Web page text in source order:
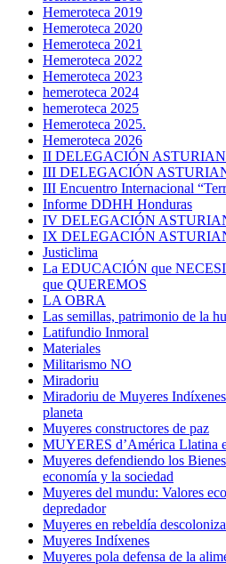
Hemeroteca 2019
Hemeroteca 2020
Hemeroteca 2021
Hemeroteca 2022
Hemeroteca 2023
hemeroteca 2024
hemeroteca 2025
Hemeroteca 2025.
Hemeroteca 2026
II DELEGACIÓN
III DELEGACIÓN
III Encuentro Internacional
Informe DDHH Honduras
IV DELEGACIÓN
IX DELEGACIÓN
Justiclima
La EDUCACIÓN que
que QUEREMOS
LA OBRA
Las semillas, patrimonio de la
Latifundio Inmoral
Materiales
Militarismo NO
Miradoriu
Miradoriu de Muyeres
planeta
Muyeres constructores de paz
MUYERES d’América Llatina
Muyeres defendiendo los
economía y la sociedad
Muyeres del mundu: Valores
depredador
Muyeres en rebeldía
Muyeres Indíxenes
Muyeres pola defensa de la